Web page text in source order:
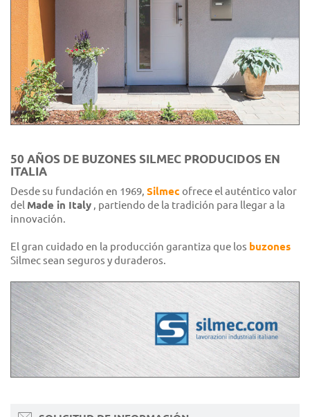
50 AÑOS DE BUZONES SILMEC PRODUCIDOS EN
ITALIA
Desde su fundación en 1969, Silmec ofrece el auténtico valor
del Made in Italy , partiendo de la tradición para llegar a la
innovación.
El gran cuidado en la producción garantiza que los buzones
Silmec sean seguros y duraderos.